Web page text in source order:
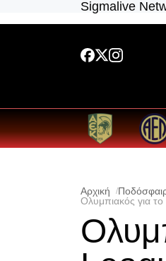
Sigmalive
Αρχική
Ολυμπιακός για